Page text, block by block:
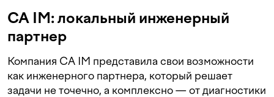
CA IM: локальный инженерный
партнер
Компания CA IM представила свои возможности
как инженерного партнера, который решает
задачи не точечно, а комплексно — от диагностики